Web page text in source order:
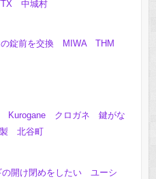
中城村
の錠前を交換 MIWA THM
Kurogane クロガネ 鍵がな
製 北谷町
の開け閉めをしたい ユーシ